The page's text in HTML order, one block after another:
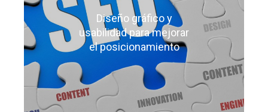
Diseño gráfico y
usabilidad para mejorar
el posicionamiento